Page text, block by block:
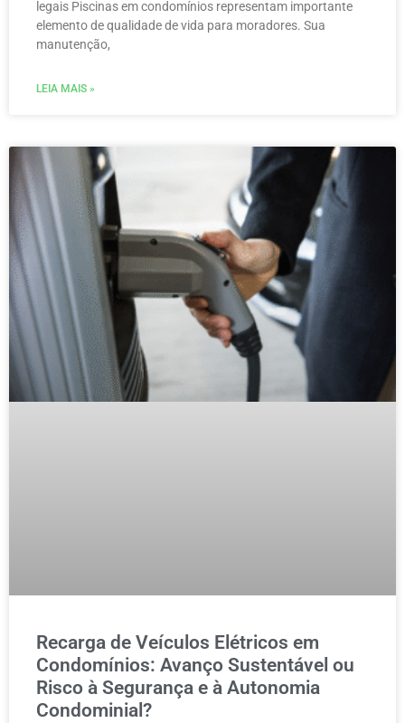
legais Piscinas em condomínios representam importante
elemento de qualidade de vida para moradores. Sua
manutenção,
LEIA MAIS »
Recarga de Veículos Elétricos em
Condomínios: Avanço Sustentável ou
Risco à Segurança e à Autonomia
Condominial?